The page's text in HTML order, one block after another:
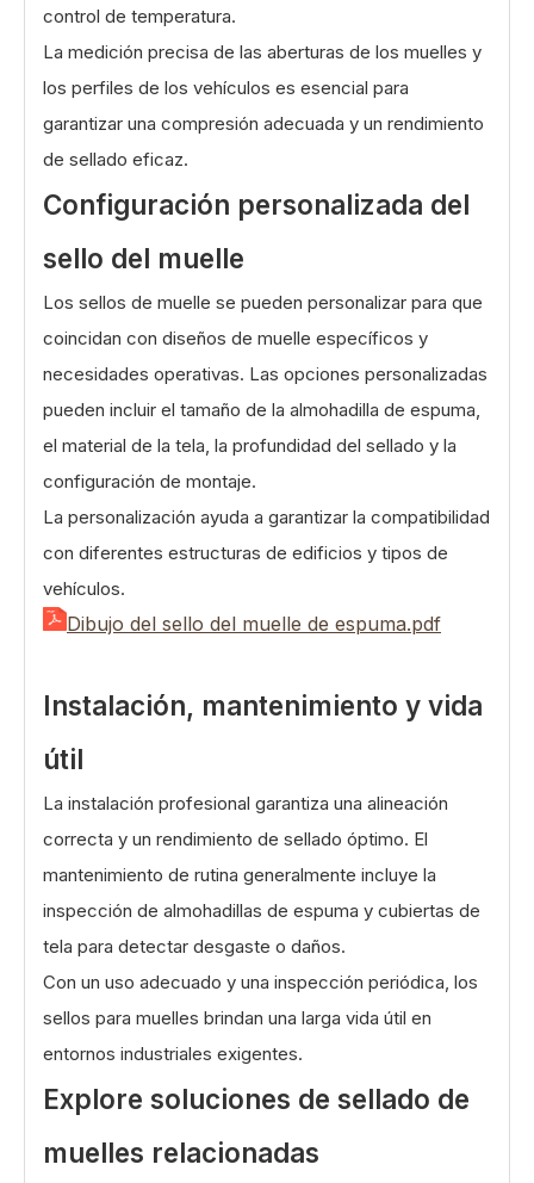
control de temperatura.
La medición precisa de las aberturas de los muelles y
los perfiles de los vehículos es esencial para
garantizar una compresión adecuada y un rendimiento
de sellado eficaz.
Configuración personalizada del
sello del muelle
Los sellos de muelle se pueden personalizar para que
coincidan con diseños de muelle específicos y
necesidades operativas. Las opciones personalizadas
pueden incluir el tamaño de la almohadilla de espuma,
el material de la tela, la profundidad del sellado y la
configuración de montaje.
La personalización ayuda a garantizar la compatibilidad
con diferentes estructuras de edificios y tipos de
vehículos.
Dibujo del sello del muelle de espuma.pdf
Instalación, mantenimiento y vida
útil
La instalación profesional garantiza una alineación
correcta y un rendimiento de sellado óptimo. El
mantenimiento de rutina generalmente incluye la
inspección de almohadillas de espuma y cubiertas de
tela para detectar desgaste o daños.
Con un uso adecuado y una inspección periódica, los
sellos para muelles brindan una larga vida útil en
entornos industriales exigentes.
Explore soluciones de sellado de
muelles relacionadas